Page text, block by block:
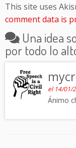
This site uses
comment data is
Una idea
por todo lo
el 14/01/
Ánimo